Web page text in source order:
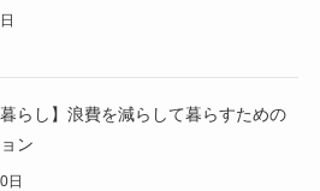
暮らし】浪費を減らして暮らすための
ン
日